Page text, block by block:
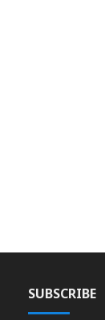
SUBSCRIBE